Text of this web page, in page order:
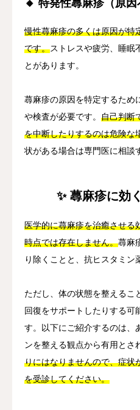
🔸 特発性蕁麻疹（原因
慢性蕁麻疹の多くは原因が特
です。ストレスや疲労、睡眠
とがあります。
蕁麻疹の原因を特定するため
や検査が必要です。 自己判断
を中断したりするのは危険な
状がある場合は専門医に相談
✨ 蕁麻疹に効
医学的に蕁麻疹を治癒させる
時点では存在しません。蕁麻
り除くことと、抗ヒスタミン
ただし、体の状態を整えるこ
回復をサポートしたりする可
す。以下にご紹介するのは、
ンを整える観点から有用とさ
りにはなりませんので、症状
を受診してください。